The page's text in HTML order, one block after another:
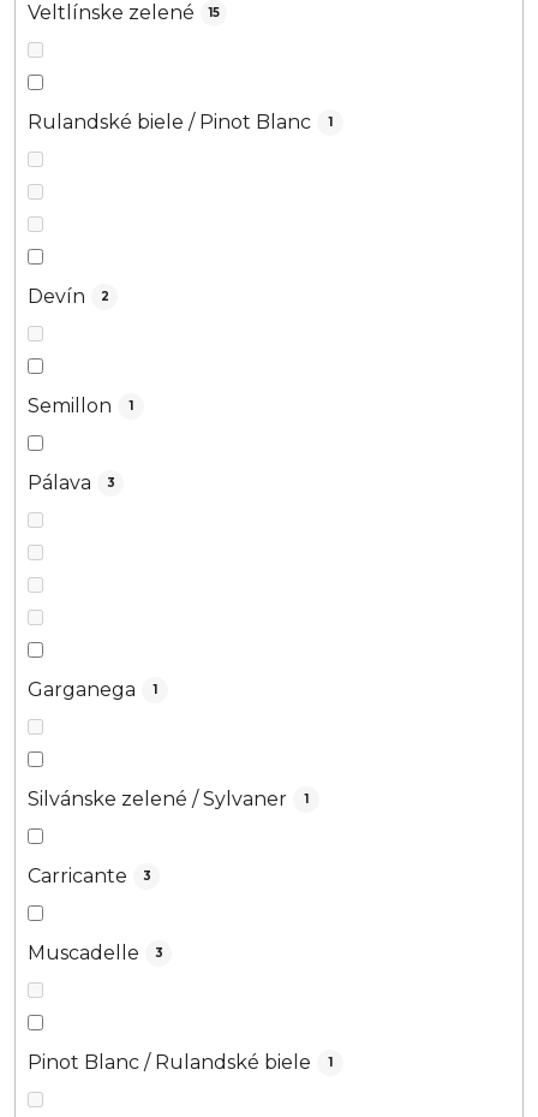
Veltlínske zelené 15
Rulandské biele / Pinot Blanc 1
Devín 2
Semillon 1
Pálava 3
Garganega 1
Silvánske zelené / Sylvaner 1
Carricante 3
Muscadelle 3
Pinot Blanc / Rulandské biele 1